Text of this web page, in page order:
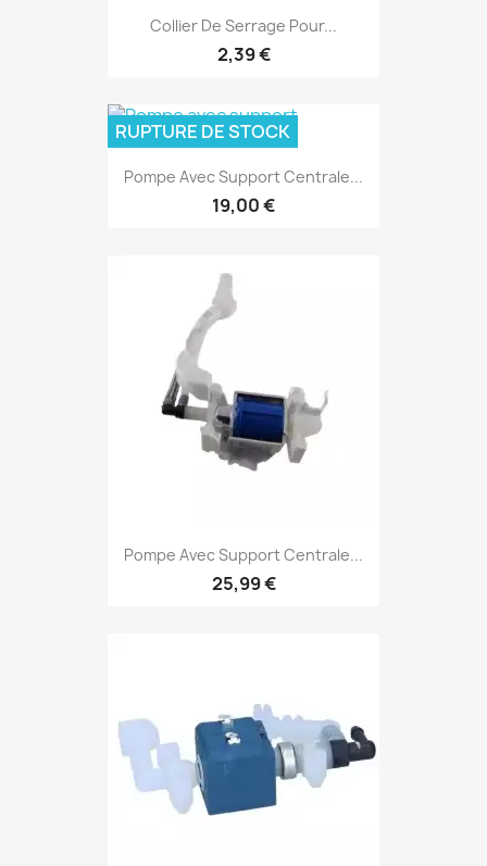
Collier De Serrage Pour...
2,39 €
Pompe Avec Support Centrale...
19,00 €
RUPTURE DE STOCK
Pompe Avec Support Centrale...
25,99 €